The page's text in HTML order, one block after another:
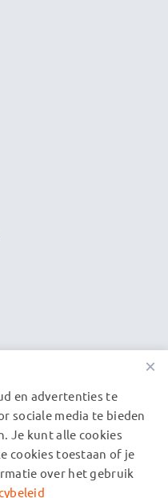
verzendkosten.
handelsmerken de
×
en advertenties te
sociale media te bieden
Je kunt alle cookies
cookies toestaan of je
over het gebruik